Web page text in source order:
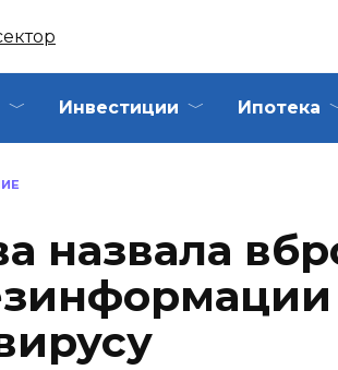
Инвестиции Ипотека
назвала